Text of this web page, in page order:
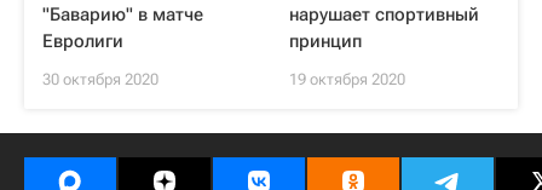
"Баварию" в матче
Евролиги
30 октября 2020
нарушает спортивный
принцип
19 октября 2020